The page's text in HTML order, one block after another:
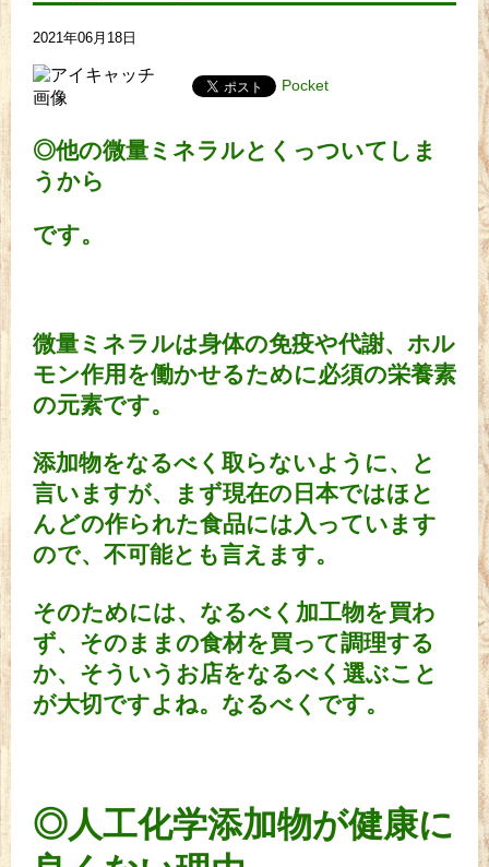
2021年06月18日
Pocket
◎他の微量ミネラルとくっついてしま
うから
です。
微量ミネラルは身体の免疫や代謝、ホル
モン作用を働かせるために必須の栄養素
の元素です。
添加物をなるべく取らないように、と
言いますが、まず現在の日本ではほと
んどの作られた食品には入っています
ので、不可能とも言えます。
そのためには、なるべく加工物を買わ
ず、そのままの食材を買って調理する
か、そういうお店をなるべく選ぶこと
が大切ですよね。なるべくです。
◎人工化学添加物が健康に